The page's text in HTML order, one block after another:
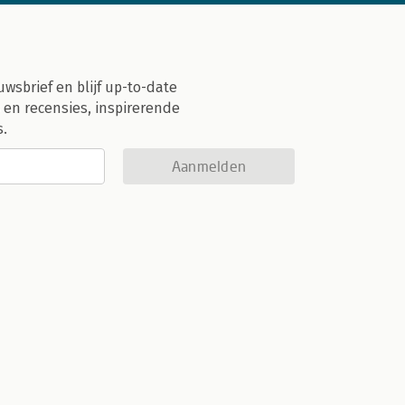
en blijf up-to-date
recensies, inspirerende
Aanmelden